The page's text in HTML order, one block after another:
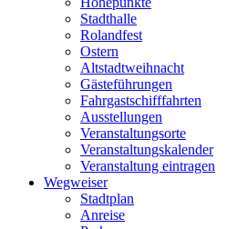
Stadthalle
Rolandfest
Ostern
Altstadtweihnacht
Gästeführungen
Fahrgastschifffahrten
Ausstellungen
Veranstaltungsorte
Veranstaltungskalender
Veranstaltung eintragen
Wegweiser
Stadtplan
Anreise